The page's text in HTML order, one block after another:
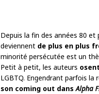
Depuis la fin des années 80
deviennent de plus en plus
minorité persécutée est un
Petit à petit, les auteurs
LGBTQ. Engendrant parfois la
son coming out dansAlpha